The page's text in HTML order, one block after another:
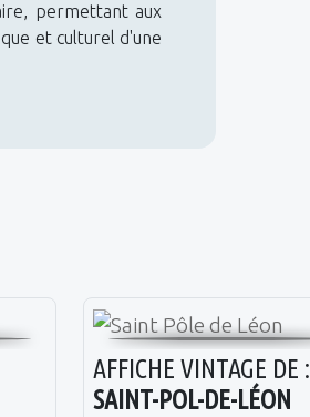
permettant aux
et culturel d'une
AFFICHE VINTAGE DE :
SAINT-POL-DE-LÉON